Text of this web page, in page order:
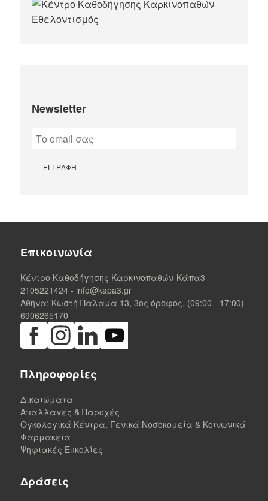
Newsletter
Επικοινωνία
Κέντρο Καθοδήγησης Καρκινοπαθών-Κάπα3
2105221424 - info@kapa3.gr
Αθήνα: Κωστή Παλαμά 13, 3ος όροφος, (09:00 - 17:00)
6906265170
Πληροφορίες
Δικαιώματα
Απαλλαγές & Παροχές
Ογκολογικά Κέντρα, Γενικά Νοσοκομεία & Κοινωνικά
Φαρμακεία
Ψηφιακές Ευκολίες
Δράσεις